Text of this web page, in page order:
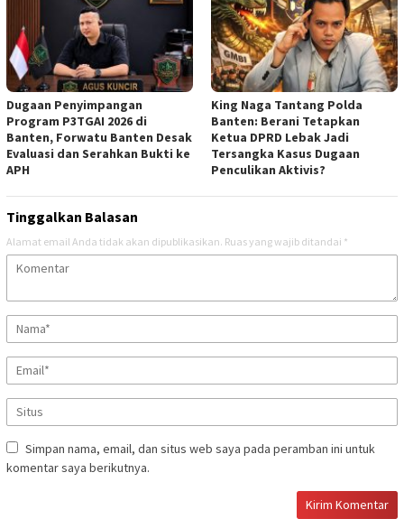
Dugaan Penyimpangan
Program P3TGAI 2026 di
Banten, Forwatu Banten Desak
Evaluasi dan Serahkan Bukti ke
APH
‎King Naga Tantang Polda
Banten: Berani Tetapkan
Ketua DPRD Lebak Jadi
Tersangka Kasus Dugaan
Penculikan Aktivis? ‎
Tinggalkan Balasan
Alamat email Anda tidak akan dipublikasikan. Ruas yang wajib ditandai *
Simpan nama, email, dan situs web saya pada peramban ini untuk
komentar saya berikutnya.